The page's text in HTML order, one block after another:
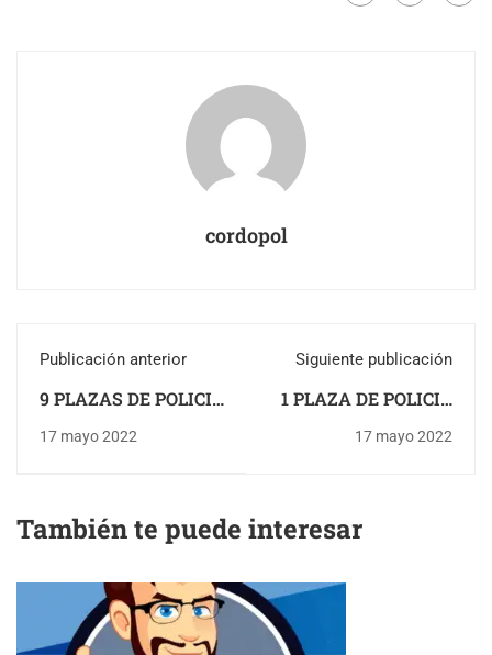
cordopol
Publicación anterior
9 PLAZAS DE POLICIA
LOCAL EN LUCENA
17 mayo 2022
Siguiente publicación
1 PLAZA DE POLICIA
LOCAL EN TOCINA
17 mayo 2022
También te puede interesar